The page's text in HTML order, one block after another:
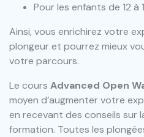
Pour les enfants de 12 à
Ainsi, vous enrichirez votre
plongeur et pourrez mieux
votre parcours.
Le cours Advanced Open
moyen d’augmenter votre
en recevant des conseils sur
formation. Toutes les